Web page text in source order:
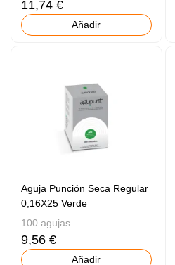
11,74 €
Añadir
Aguja Punción Seca Regular
0,16X25 Verde
100 agujas
9,56 €
Añadir